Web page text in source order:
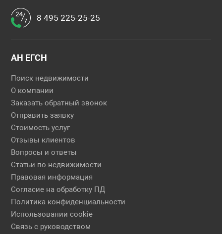
8 495 225-25-25
АН ЕГСН
Поиск недвижимости
О компании
Заказать обратный звонок
Отправить заявку
Стоимость услуг
Отзывы клиентов
Вопросы и ответы
Статьи по недвижимости
Правовая информация
Согласие на обработку ПД
Политика конфиденциальности
Использовании cookie
Связь с руководством